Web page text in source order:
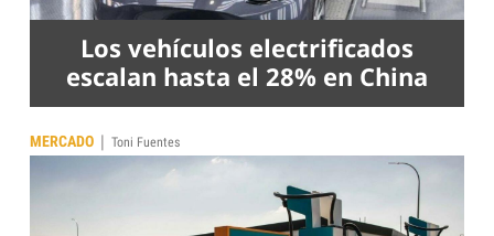
Los vehículos electrificados
escalan hasta el 28% en China
MERCADO | Toni Fuentes